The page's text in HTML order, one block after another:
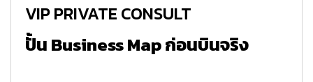
VIP PRIVATE CONSULT
ปั้น Business Map ก่อนบินจริง